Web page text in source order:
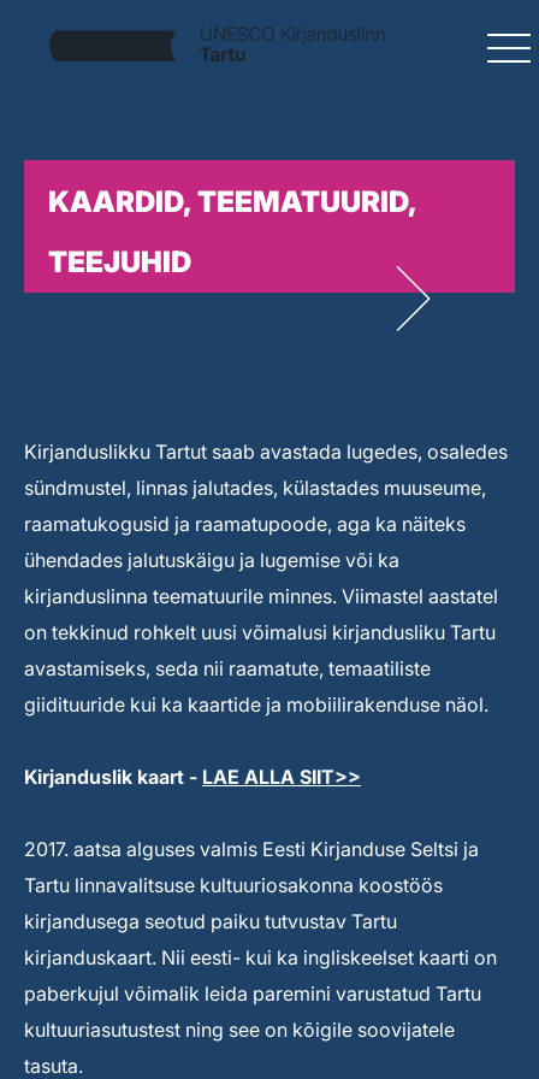
KAARDID, TEEMATUURID,
TEEJUHID
Kirjanduslikku Tartut saab avastada lugedes, osaledes
sündmustel, linnas jalutades, külastades muuseume,
raamatukogusid ja raamatupoode, aga ka näiteks
ühendades jalutuskäigu ja lugemise või ka
kirjanduslinna teematuurile minnes. Viimastel aastatel
on tekkinud rohkelt uusi võimalusi kirjandusliku Tartu
avastamiseks, seda nii raamatute, temaatiliste
giidituuride kui ka kaartide ja mobiilirakenduse näol.
Kirjanduslik kaart - LAE ALLA SIIT>>
2017. aatsa alguses valmis Eesti Kirjanduse Seltsi ja
Tartu linnavalitsuse kultuuriosakonna koostöös
kirjandusega seotud paiku tutvustav Tartu
kirjanduskaart. Nii eesti- kui ka ingliskeelset kaarti on
paberkujul võimalik leida paremini varustatud Tartu
kultuuriasutustest ning see on kõigile soovijatele
tasuta.